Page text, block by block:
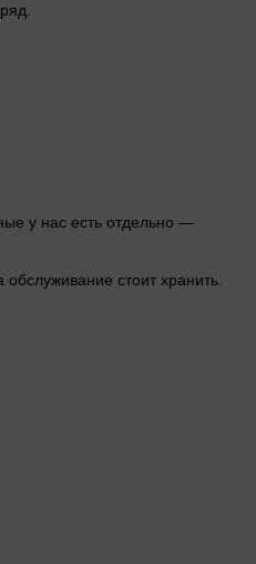
у нас есть отдельно —
стоит хранить.